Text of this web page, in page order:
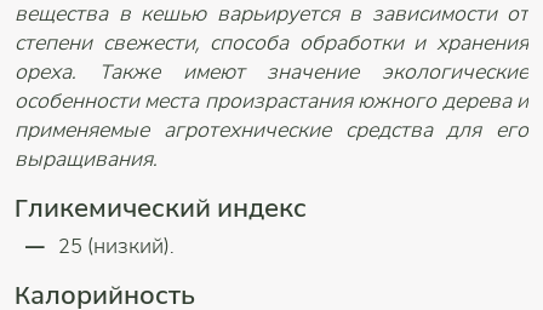
вещества в кешью варьируется в зависимости от
степени свежести, способа обработки и хранения
ореха. Также имеют значение экологические
особенности места произрастания южного дерева и
применяемые агротехнические средства для его
выращивания.
Гликемический индекс
25 (низкий).
Калорийность